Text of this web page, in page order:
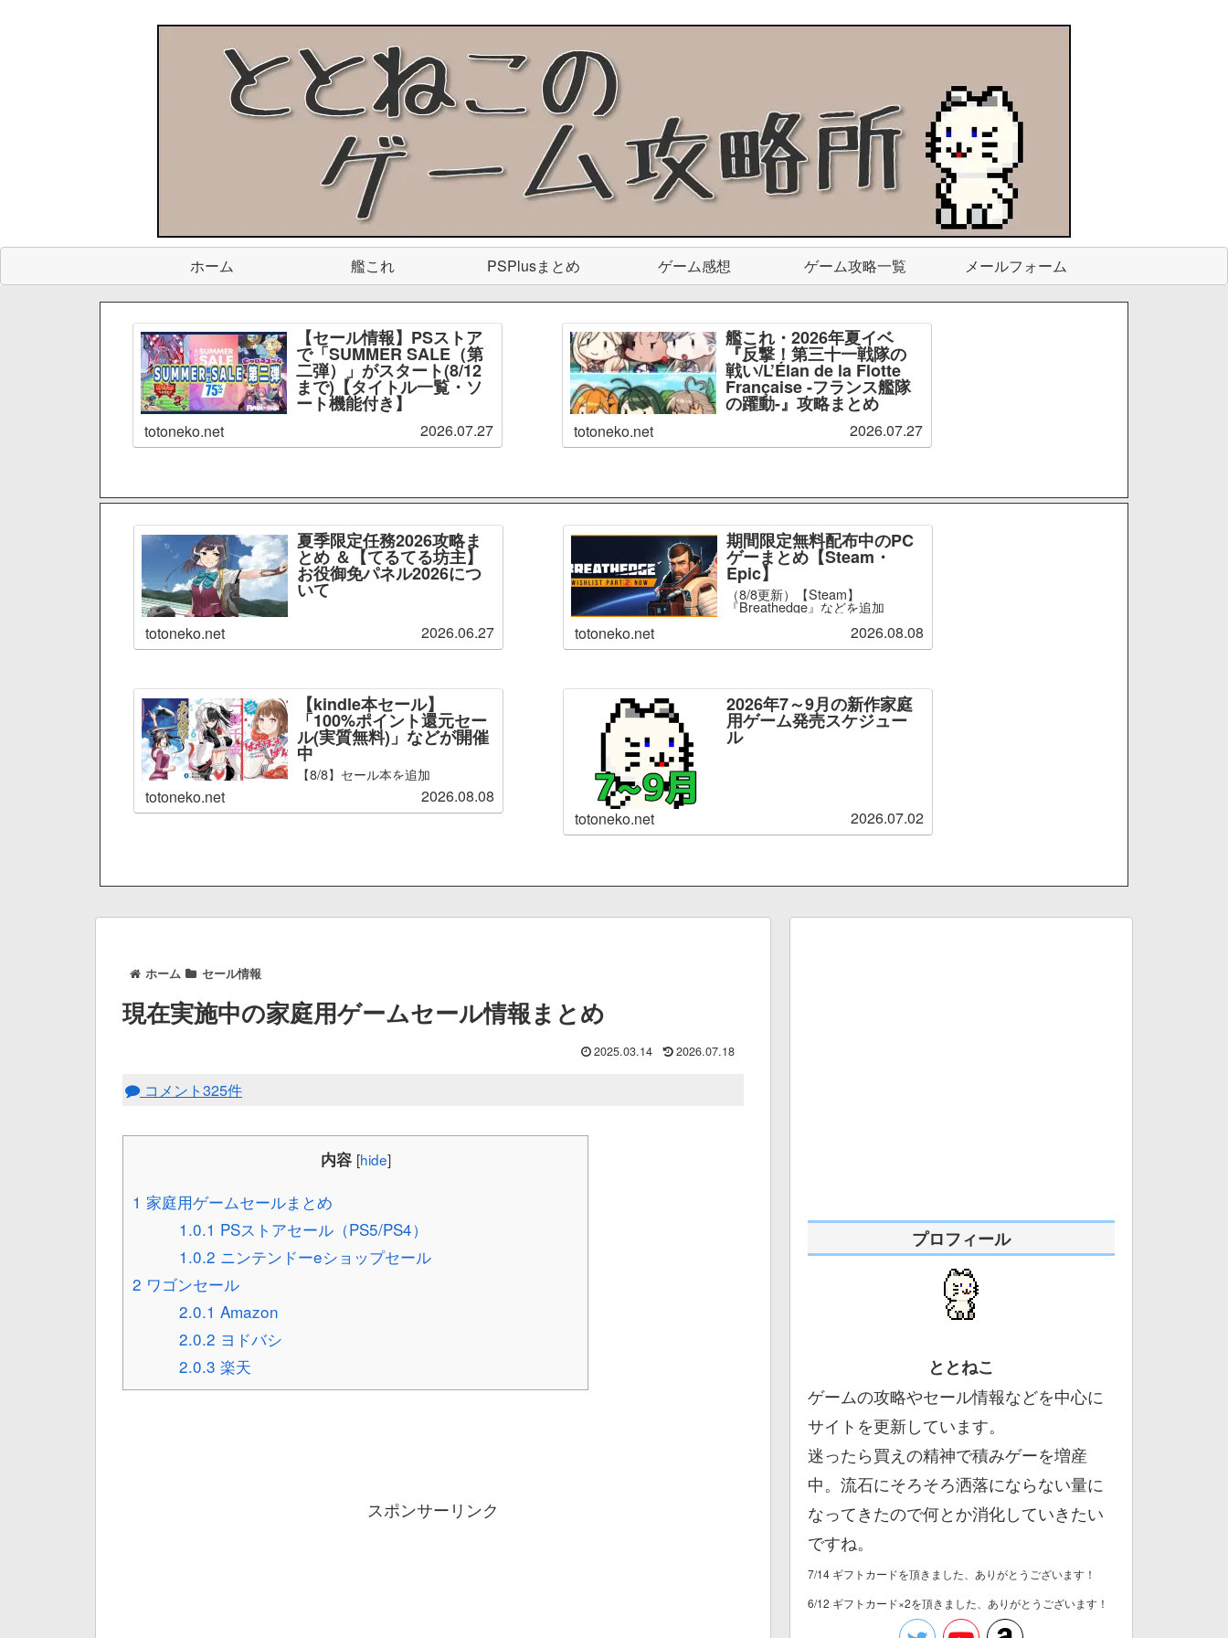
ホーム 艦これ PSPlusまとめ ゲーム感想 ゲーム攻略一覧 メールフォーム
【セール情報】PSストア
で「SUMMER SALE（第
二弾）」がスタート(8/12
まで)【タイトル一覧・ソ
ート機能付き】
totoneko.net 2026.07.27
艦これ・2026年夏イベ
『反撃！第三十一戦隊の
戦い/L’Élan de la Flotte
Française -フランス艦隊
の躍動-』攻略まとめ
totoneko.net 2026.07.27
夏季限定任務2026攻略ま
とめ ＆【てるてる坊主】
お役御免パネル2026につ
いて
totoneko.net 2026.06.27
【kindle本セール】
「100%ポイント還元セー
ル(実質無料)」などが開催
中
【8/8】セール本を追加
totoneko.net 2026.08.08
期間限定無料配布中のPC
ゲーまとめ【Steam・
Epic】
（8/8更新）【Steam】
『Breathedge』などを追加
totoneko.net 2026.08.08
2026年7～9月の新作家庭
用ゲーム発売スケジュー
ル
totoneko.net 2026.07.02
ホーム セール情報
現在実施中の家庭用ゲームセール情報まとめ
2025.03.14 2026.07.18
コメント325件
内容 [hide]
1 家庭用ゲームセールまとめ
1.0.1 PSストアセール（PS5/PS4）
1.0.2 ニンテンドーeショップセール
2 ワゴンセール
2.0.1 Amazon
2.0.2 ヨドバシ
2.0.3 楽天
スポンサーリンク
プロフィール
ととねこ
ゲームの攻略やセール情報などを中心に
サイトを更新しています。
迷ったら買えの精神で積みゲーを増産
中。流石にそろそろ洒落にならない量に
なってきたので何とか消化していきたい
ですね。
7/14 ギフトカードを頂きました、ありがとうございます！
6/12 ギフトカード×2を頂きました、ありがとうございます！